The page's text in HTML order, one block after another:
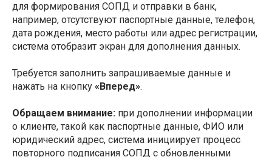
для формирования СОПД и отправки в банк,
например, отсутствуют паспортные данные, телефон,
дата рождения, место работы или адрес регистрации,
система отобразит экран для дополнения данных.
Требуется заполнить запрашиваемые данные и
нажать на кнопку «Вперед».
Обращаем внимание: при дополнении информации
о клиенте, такой как паспортные данные, ФИО или
юридический адрес, система инициирует процесс
повторного подписания СОПД с обновленными